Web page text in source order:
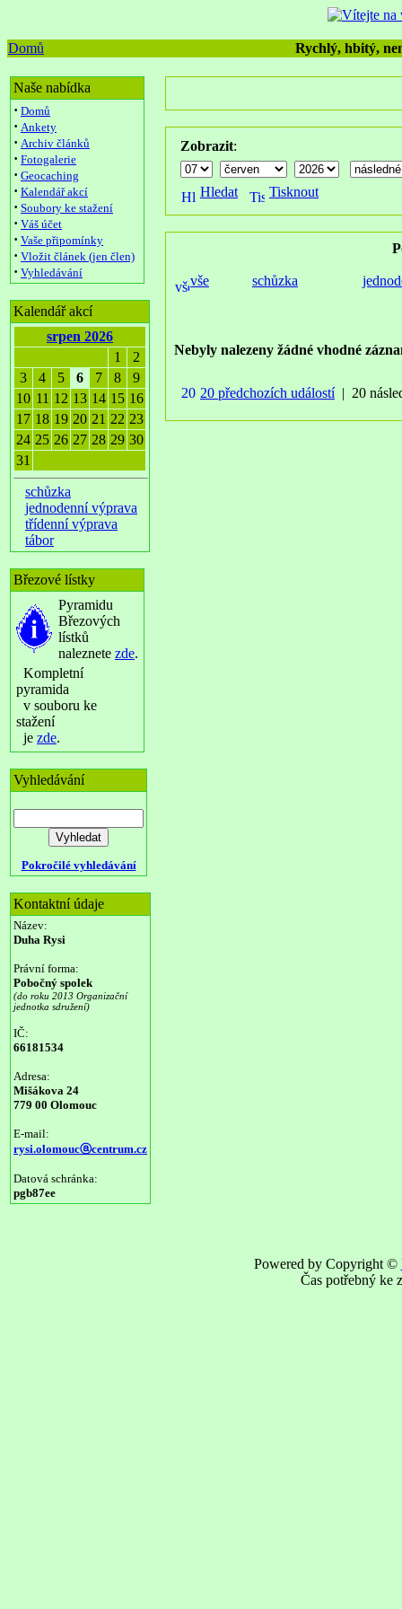
Domů Rychlý, hbitý,
Naše nabídka
· Domů
· Ankety
· Archiv článků
· Fotogalerie
· Geocaching
· Kalendář akcí
· Soubory ke stažení
· Váš účet
· Vaše připomínky
· Vložit článek (jen člen)
· Vyhledávání
Kalendář akcí
srpen 2026
1
2
3
4 5 6 7 8
9
10 11 12 13 14 15 16
17 18 19 20 21 22 23
24 25 26 27 28 29 30
31
schůzka
jednodenní výprava
třídenní výprava
tábor
Březové lístky
Pyramidu
Březových
lístků
naleznete zde.
Kompletní
pyramida
v souboru ke
stažení
je zde.
Vyhledávání
Pokročilé vyhledávání
Kontaktní údaje
Název:
Duha Rysi
Právní forma:
Pobočný spolek
(do roku 2013 Organizační
jednotka sdružení)
IČ:
66181534
Adresa:
Mišákova 24
779 00 Olomouc
E-mail:
rysi.olomoucⓐcentrum.cz
Datová schránka:
pgb87ee
Zobrazit:
Hledat Tisknout
vše schůzka
Nebyly nalezeny žádné vhodné
20 předchozích událostí| 20
Powered by Copyright ©
Čas potřebný ke